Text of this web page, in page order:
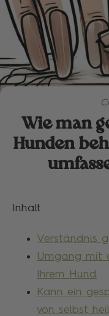
Wie man
Hunden
Inhalt
Verständnis
Umgang mit
Ihrem Hund
Kann ein
von selbst